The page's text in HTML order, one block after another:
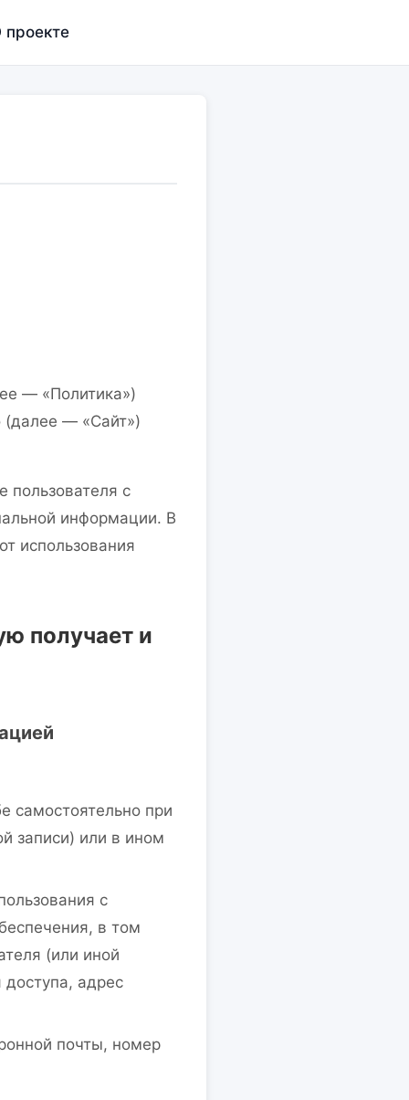
проекте
— «Политика»)
(далее — «Сайт»)
пользователя с
информации. В
использования
получает и
самостоятельно при
записи) или в ином
с
в том
(или иной
адрес
почты, номер